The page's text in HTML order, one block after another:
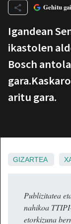
Gehitu
Igandean
ikastolen
Bosch
aritu gara.
GIZARTEA
Publizitatea
nahikoa
etorkizuna